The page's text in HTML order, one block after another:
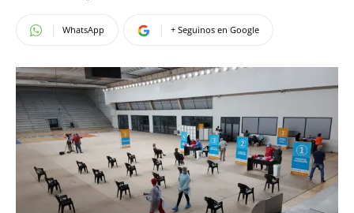
WhatsApp + Seguinos en Google